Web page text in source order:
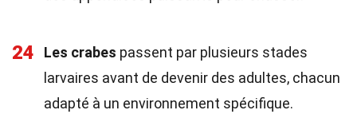
24 Les crabes passent par plusieurs stades
larvaires avant de devenir des adultes, chacun
adapté à un environnement spécifique.